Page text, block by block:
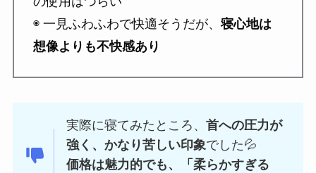
◉ 一見ふわふわで快適そうだが、寝心地は
想像よりも不快感あり
実際に寝てみたところ、首への圧力が
強く、かなり苦しい印象でした💦
価格は魅力的でも、「柔らかすぎる